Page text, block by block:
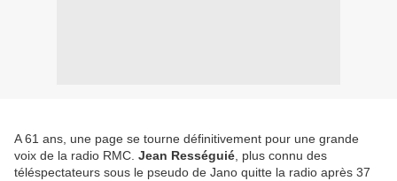
A 61 ans, une page se tourne définitivement pour une grande
voix de la radio RMC. Jean Rességuié , plus connu des
téléspectateurs sous le pseudo de Jano quitte la radio après 37